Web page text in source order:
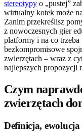
stereotypy o „pustej”
wirtualny kotek może
Zanim przekreślisz
z nowoczesnych gier
platformy i na co
bezkompromisowe
zwierzętach – wraz z
najlepszych propozycji
Czym
zwierzętach
Definicja, ewolucja